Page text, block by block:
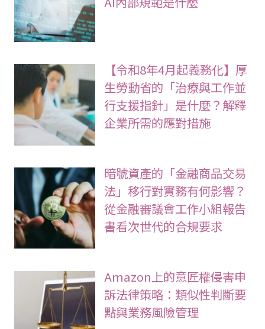
【令和8年4月起義務化】厚
生勞動省的「治療與工作並
行支援指針」是什麼？解釋
企業所需的應對措施
暗號資產的「金融商品交易
法」移行對實務有何影響？
從金融審議會工作小組報告
書看次世代的合規要求
Amazon上的意匠權侵害申
訴法律策略：類似性判斷要
點與業務風險管理